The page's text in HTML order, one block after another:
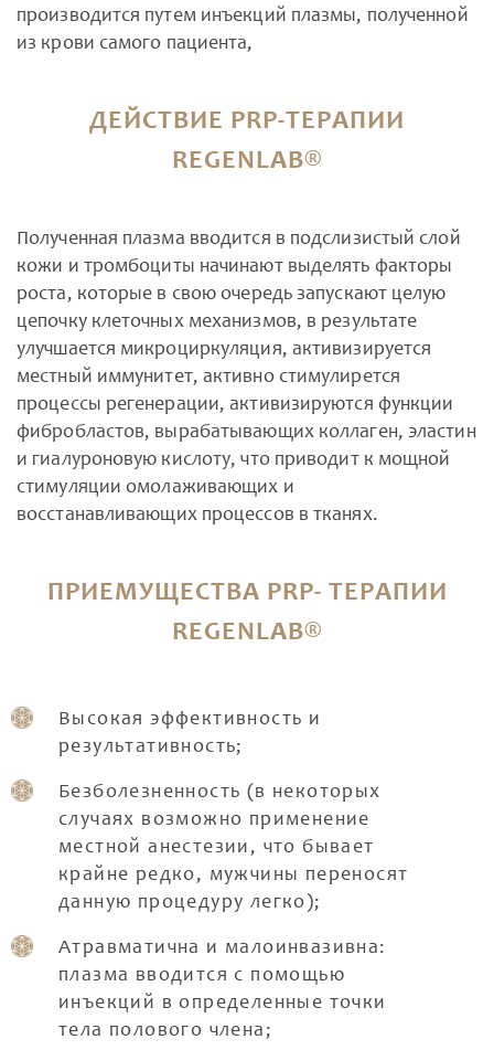
производится путем инъекций плазмы, полученной
из крови самого пациента,
ДЕЙСТВИЕ PRP-ТЕРАПИИ
REGENLAB®
Полученная плазма вводится в подслизистый слой
кожи и тромбоциты начинают выделять факторы
роста, которые в свою очередь запускают целую
цепочку клеточных механизмов, в результате
улучшается микроциркуляция, активизируется
местный иммунитет, активно стимулирется
процессы регенерации, активизируются функции
фибробластов, вырабатывающих коллаген, эластин
и гиалуроновую кислоту, что приводит к мощной
стимуляции омолаживающих и
восстанавливающих процессов в тканях.
ПРИЕМУЩЕСТВА PRP- ТЕРАПИИ
REGENLAB®
Высокая эффективность и
результативность;
Безболезненность (в некоторых
случаях возможно применение
местной анестезии, что бывает
крайне редко, мужчины переносят
данную процедуру легко);
Атравматична и малоинвазивна:
плазма вводится с помощью
инъекций в определенные точки
тела полового члена;